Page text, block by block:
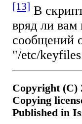
[13] В
вряд ли
сообщений
"/etc/
Copyright (C)
Copying
Published in